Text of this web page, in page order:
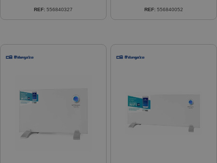
24H.
REF: 556840327
MANDO DIST. PROGRAMADOR
REF: 556840052